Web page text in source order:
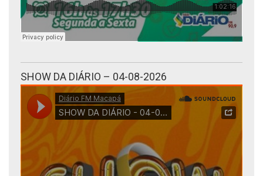
SHOW DA DIÁRIO – 04-08-2026